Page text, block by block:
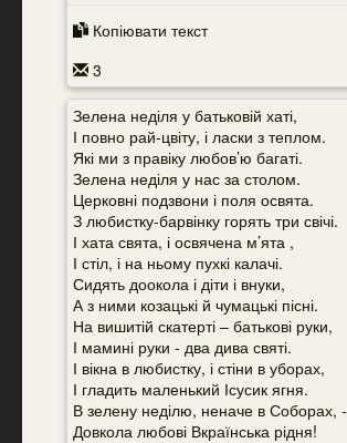
Копіювати текст
3
Зелена неділя у батьковій хаті,
І повно рай-цвіту, і ласки з теплом.
Які ми з правіку любов’ю багаті.
Зелена неділя у нас за столом.
Церковні подзвони і поля освята.
З любистку-барвінку горять три свічі.
І хата свята, і освячена м’ята ,
І стіл, і на ньому пухкі калачі.
Сидять доокола і діти і внуки,
А з ними козацькі й чумацькі пісні.
На вишитій скатерті – батькові руки,
І мамині руки - два дива святі.
І вікна в любистку, і стіни в уборах,
І гладить маленький Ісусик ягня.
В зелену неділю, неначе в Соборах, -
Довкола любові Вкраїнська рідня!